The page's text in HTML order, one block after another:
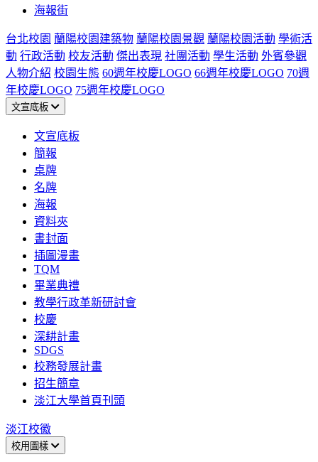
海報街
台北校園 蘭陽校園建築物 蘭陽校園景觀 蘭陽校園活動 學術活
動 行政活動 校友活動 傑出表現 社團活動 學生活動 外賓參觀
人物介紹 校園生態 60週年校慶LOGO 66週年校慶LOGO 70週
年校慶LOGO 75週年校慶LOGO
文宣底板
文宣底板
簡報
桌牌
名牌
海報
資料夾
書封面
插圖漫畫
TQM
畢業典禮
教學行政革新研討會
校慶
深耕計畫
SDGS
校務發展計畫
招生簡章
淡江大學首頁刊頭
淡江校徽
校用圖樣